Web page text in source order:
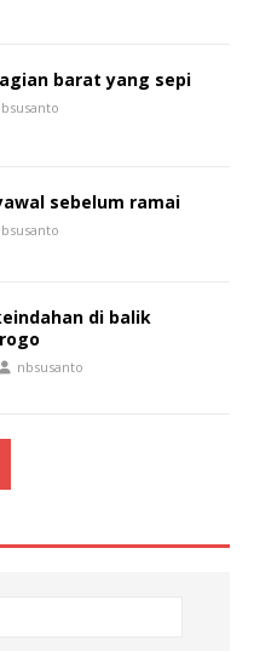
barat yang sepi
sebelum ramai
di balik
nbsusanto